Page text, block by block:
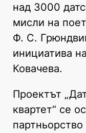
над 3000
мисли на
Ф. С.
инициатива
Ковачева.
Проектът
квартет“ се